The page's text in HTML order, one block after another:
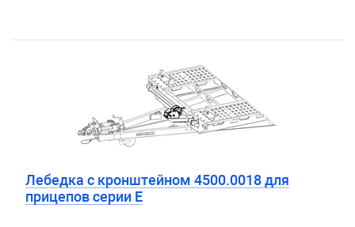
Лебедка с кронштейном 4500.0018 для
прицепов серии E